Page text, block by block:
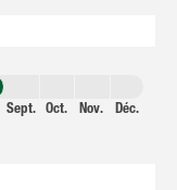
Sept. Oct. Nov. Déc.